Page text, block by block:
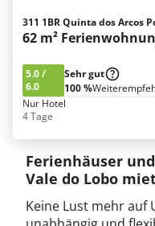
311 1BR Quinta dos Arcos
62 m²
5.0/
6.0
Sehr gut
100 %
Nur Hotel
4 Tage
Ferienhäuser
Vale do Lobo
Keine Lust mehr auf